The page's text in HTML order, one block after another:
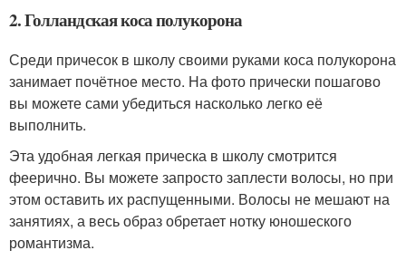
2. Голландская коса полукорона
Среди причесок в школу своими руками коса полукорона
занимает почётное место. На фото прически пошагово
вы можете сами убедиться насколько легко её
выполнить.
Эта удобная легкая прическа в школу смотрится
феерично. Вы можете запросто заплести волосы, но при
этом оставить их распущенными. Волосы не мешают на
занятиях, а весь образ обретает нотку юношеского
романтизма.